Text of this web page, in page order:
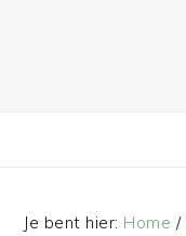
Je bent hier: Home /